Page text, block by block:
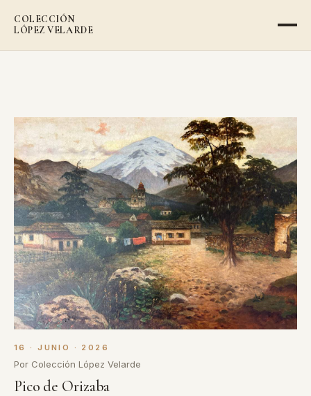
COLECCIÓN
LÓPEZ VELARDE
16 · JUNIO · 2026
Por Colección López Velarde
Pico de Orizaba